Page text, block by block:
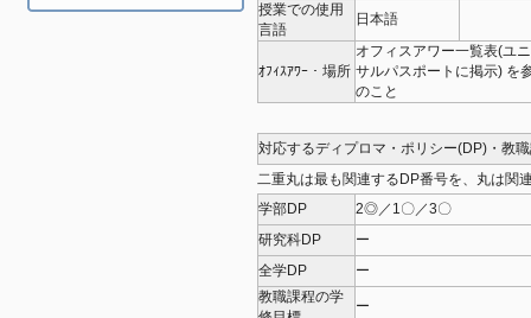
授業での使用
言語
日本語
ｵﾌｨｽｱﾜｰ・場所
オフィスアワー一覧表(ユ
サルパスポートに掲示) を
のこと
対応するディプロマ・ポリシー(DP)・教
二重丸は最も関連するDP番号を、丸は関
学部DP
2◎／1〇／3〇
研究科DP
ー
全学DP
ー
教職課程の学
ー